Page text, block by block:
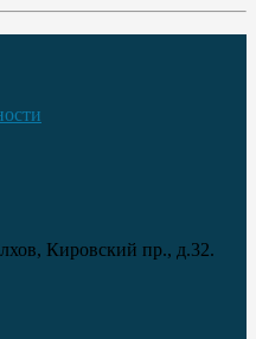
Кировский пр., д.32.